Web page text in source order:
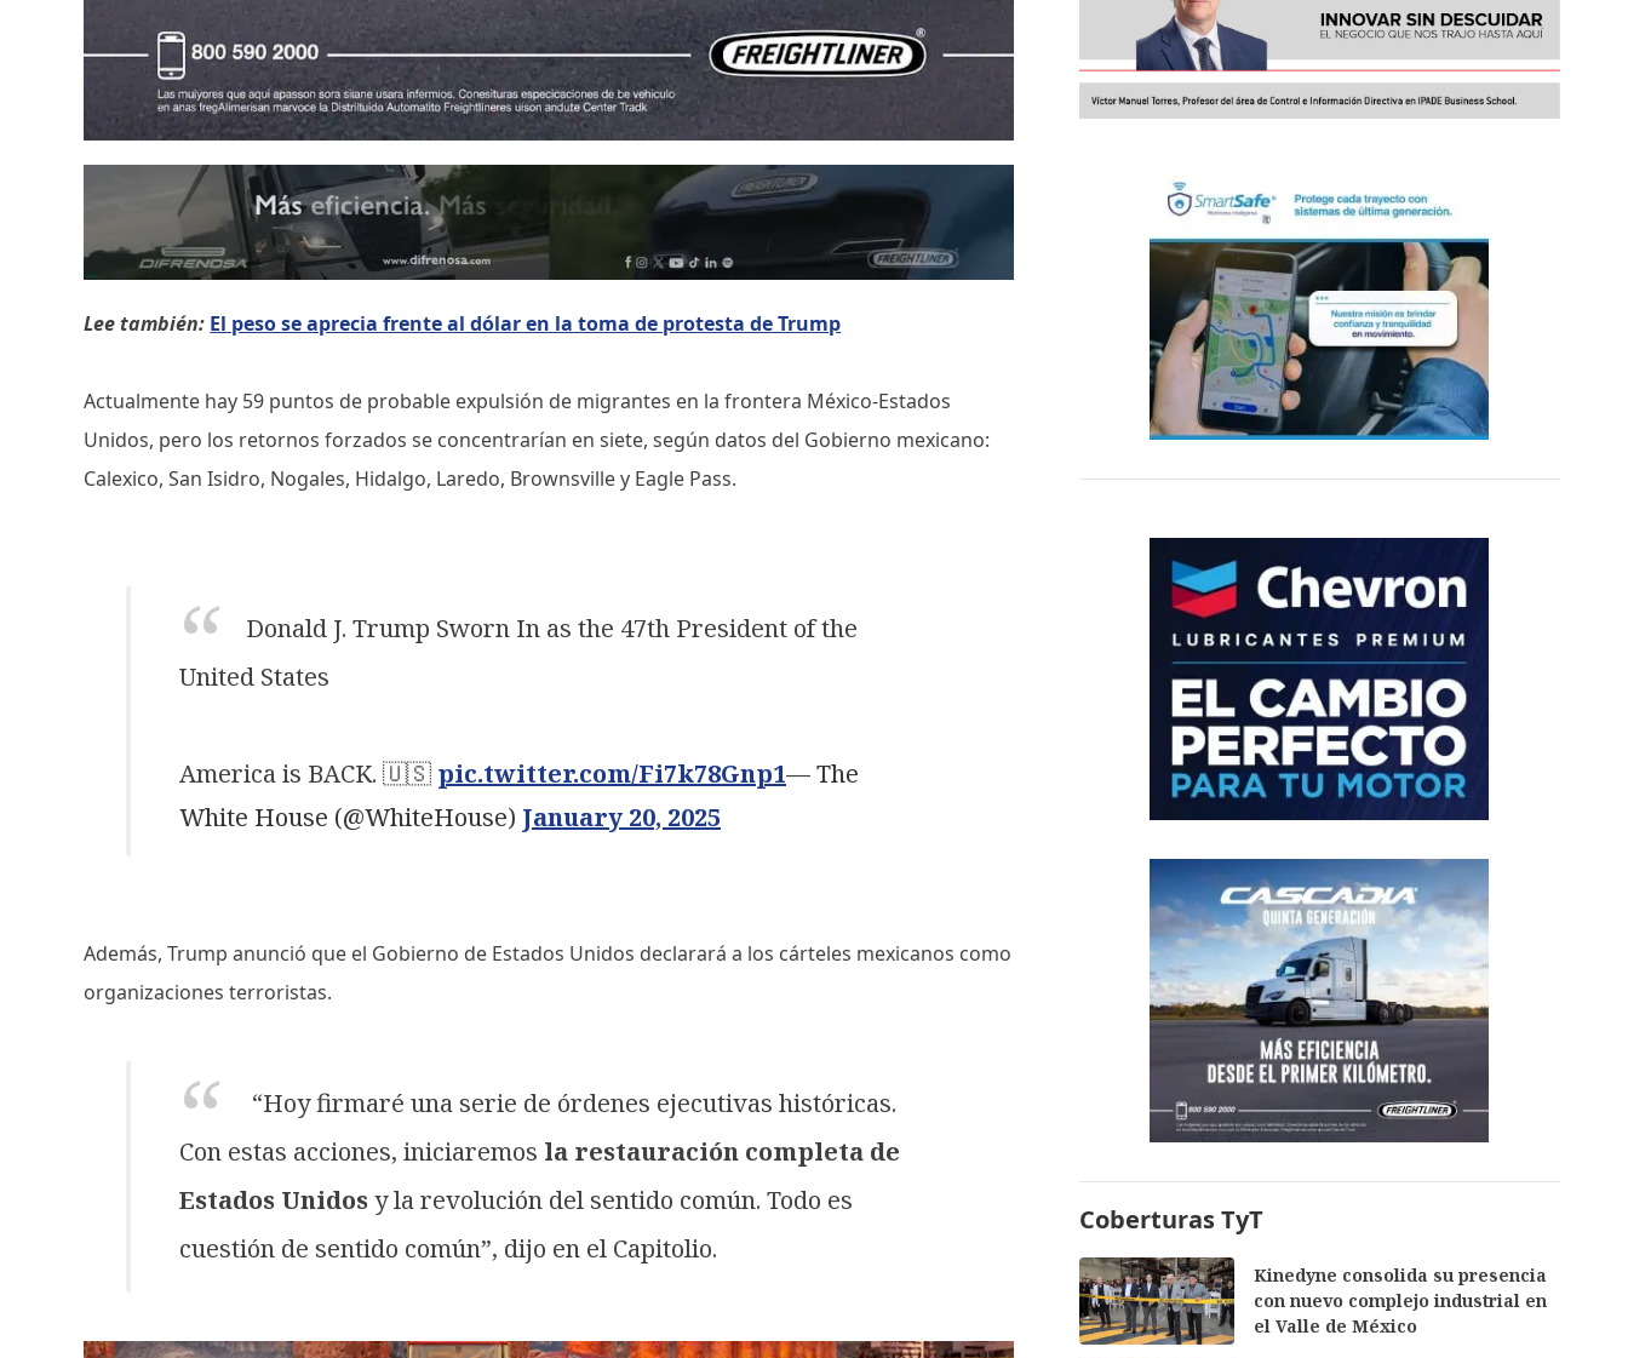
Lee también: El peso se aprecia frente al dólar en la toma de protesta de Trump
Actualmente hay 59 puntos de probable expulsión de migrantes en la frontera México-Estados
Unidos, pero los retornos forzados se concentrarían en siete, según datos del Gobierno mexicano:
Calexico, San Isidro, Nogales, Hidalgo, Laredo, Brownsville y Eagle Pass.
Donald J. Trump Sworn In as the 47th President of the
United States
America is BACK. 🇺🇸 pic.twitter.com/Fi7k78Gnp1— The
White House (@WhiteHouse) January 20, 2025
Además, Trump anunció que el Gobierno de Estados Unidos declarará a los cárteles mexicanos como
organizaciones terroristas.
“Hoy firmaré una serie de órdenes ejecutivas históricas.
Con estas acciones, iniciaremos la restauración completa de
Estados Unidosy la revolución del sentido común. Todo es
cuestión de sentido común”, dijo en el Capitolio.
Coberturas TyT
Kinedyne consolida su presencia
con nuevo complejo industrial en
el Valle de México